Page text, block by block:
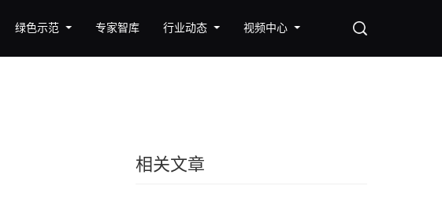
绿色示范 专家智库 行业动态 视频中心
相关文章